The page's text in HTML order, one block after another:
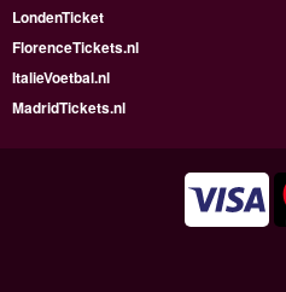
LondenTicket
FlorenceTickets.nl
ItalieVoetbal.nl
MadridTickets.nl